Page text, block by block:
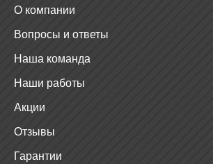
О компании
Вопросы и ответы
Наша команда
Наши работы
Акции
Отзывы
Гарантии